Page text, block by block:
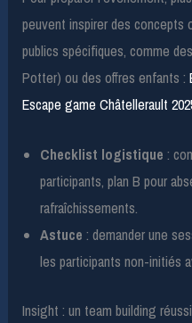
peuvent inspirer des concepts
publics spécifiques, comme
Potter) ou des offres enfants :
Escape game Châtellerault
Checklist logistique :
participants, plan B pour
rafraîchissements.
Astuce : demander une
les participants non-initiés
Insight : un team building